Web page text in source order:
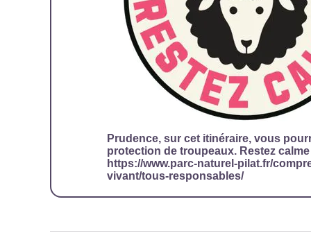
Prudence, sur cet itinéraire, vous
protection de troupeaux. Restez
https://www.parc-naturel-pilat.fr/
vivant/tous-responsables/